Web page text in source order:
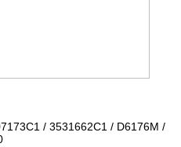
/ 3531662C1 / D6176M /